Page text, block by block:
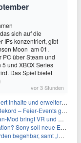
sich auf die
IPs konzentriert, gibt
Moon am 01.
PC über Steam und
und XBOX Series
Das Spiel bietet
vor 3 Stunden
erweitert Treasure Access
– Feier‑Events gestartet
Ego-Perspektive nach Kanto
neue Einnahmequellen prüfen
samt „lebensgroßem Leon“